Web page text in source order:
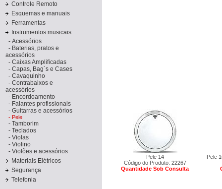
Controle Remoto
Esquemas e manuais
Ferramentas
Instrumentos musicais
- Acessórios
- Baterias, pratos e
acessórios
- Caixas Amplificadas
- Capas, Bag´s e Cases
- Cavaquinho
- Contrabaixos e
acessórios
- Encordoamento
- Falantes profissionais
- Guitarras e acessórios
- Pele
- Tamborim
- Teclados
- Violas
- Violino
- Violões e acessórios
Materiais Elétricos
Segurança
Telefonia
Pele 14
Código do Produto: 22267
Quantidade Sob Consulta
Pele